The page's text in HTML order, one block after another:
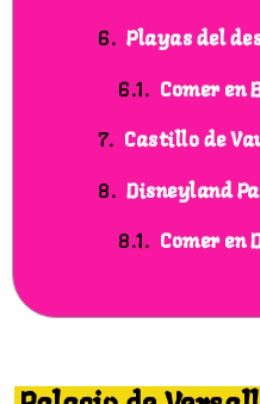
Playas del
Comer en
Castillo de
Disneyland
Comer en